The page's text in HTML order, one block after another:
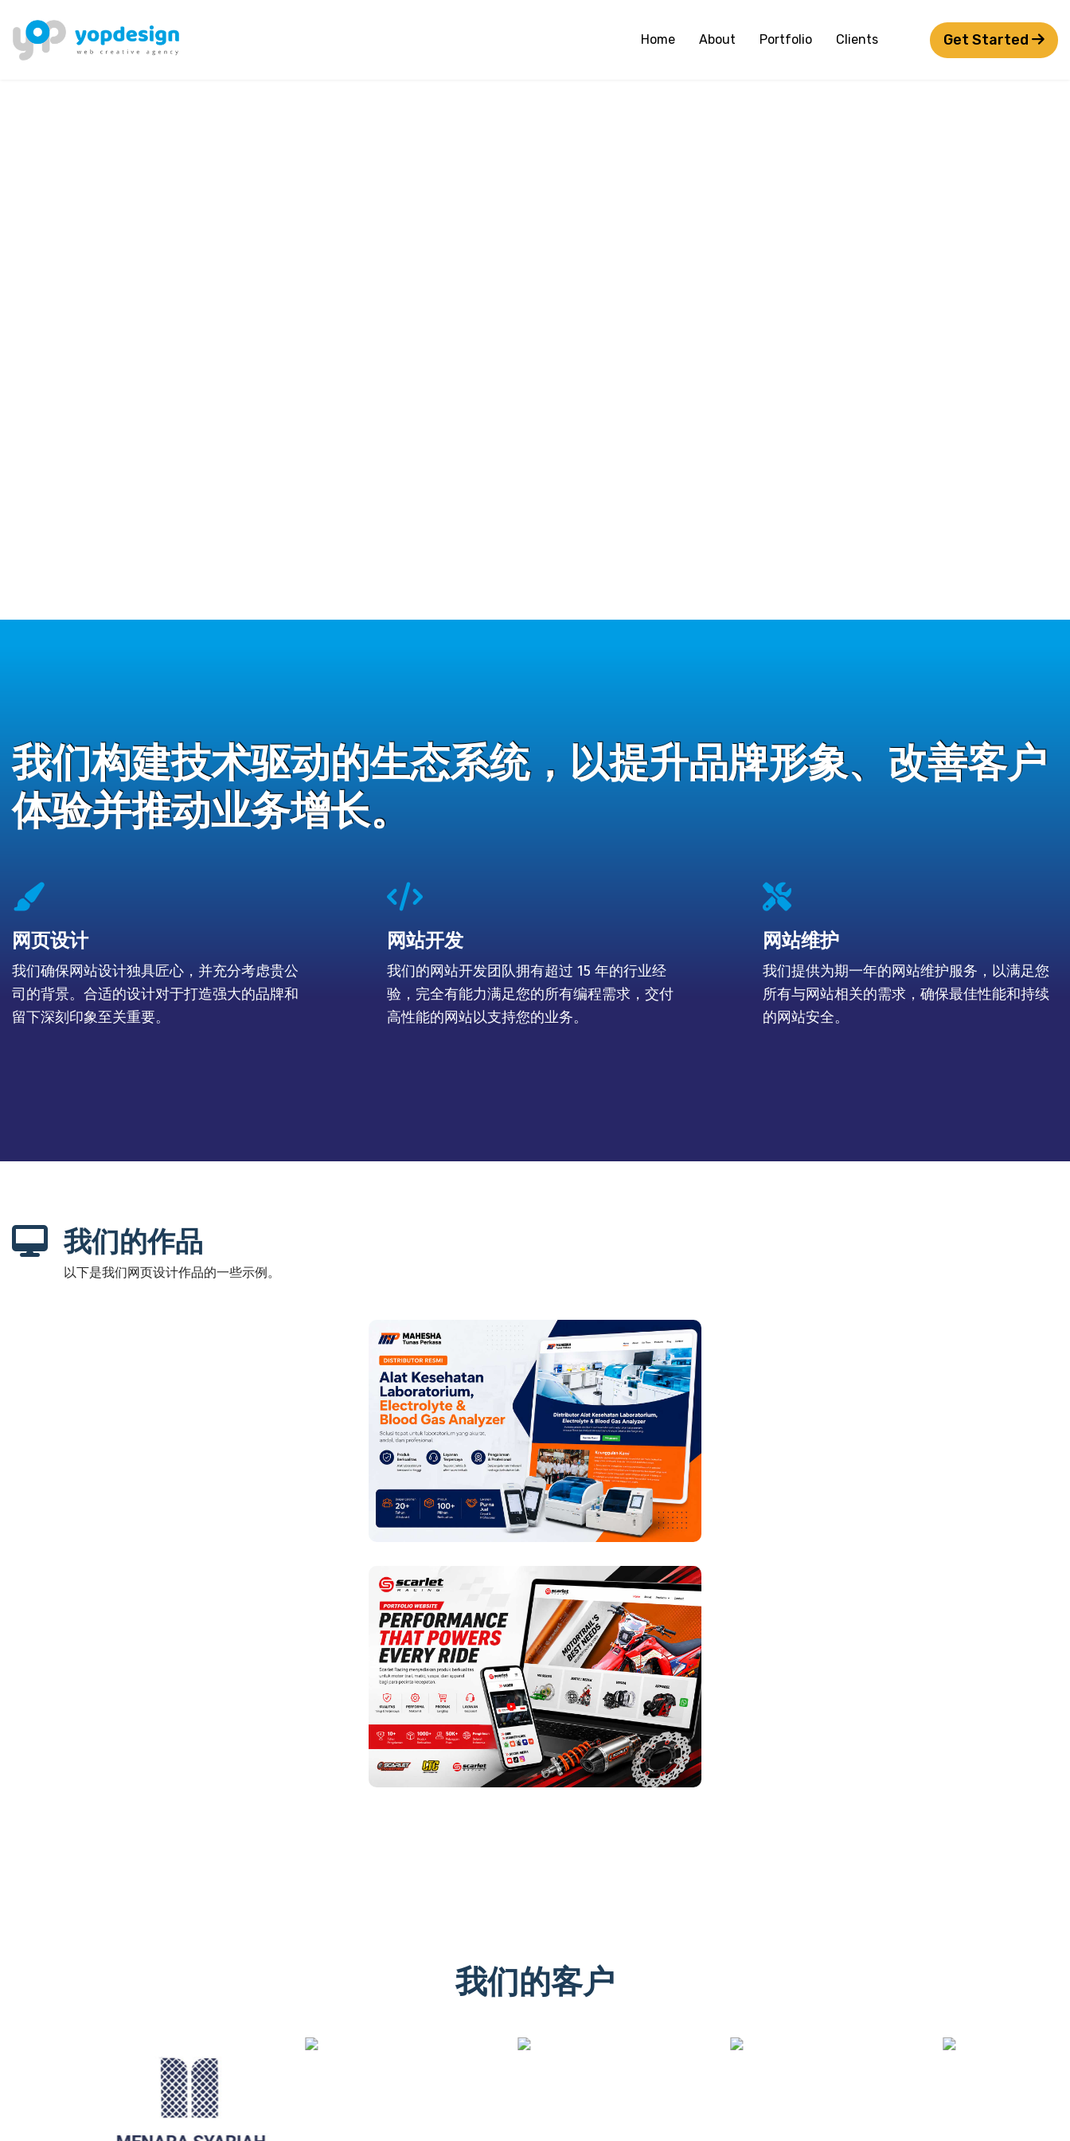
Home About Portfolio Clients Get Started
我们构建技术驱动的生态系统，以提升品牌形象、改善客户
体验并推动业务增长。
fas
paintbrush
网页设计
我们确保网站设计独具匠心，并充分考虑贵公
司的背景。合适的设计对于打造强大的品牌和
留下深刻印象至关重要。
fas
code
网站开发
我们的网站开发团队拥有超过 15 年的行业经
验，完全有能力满足您的所有编程需求，交付
高性能的网站以支持您的业务。
fas
fa-
screwdriver-
wrench
网站维护
我们提供为期一年的网站维护服务，以满足您
所有与网站相关的需求，确保最佳性能和持续
的网站安全。
我们的作品
以下是我们网页设计作品的一些示例。
我们的客户